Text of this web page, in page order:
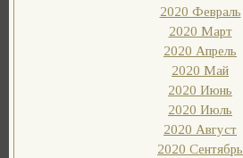
2020 Февраль
2020 Март
2020 Апрель
2020 Май
2020 Июнь
2020 Июль
2020 Август
2020 Сентябрь